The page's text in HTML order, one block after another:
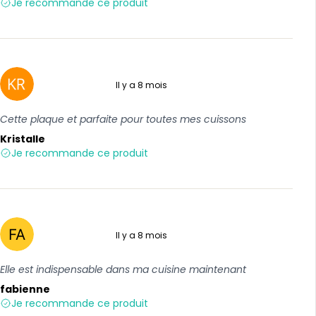
Il y a 8 mois
Cette plaque et parfaite pour toutes mes cuissons
Kristalle
Je recommande ce produit
Il y a 8 mois
Elle est indispensable dans ma cuisine maintenant
fabienne
Je recommande ce produit